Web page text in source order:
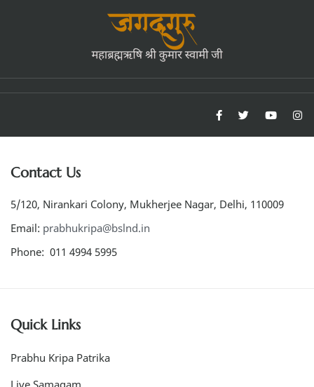
Contact Us
5/120, Nirankari Colony, Mukherjee Nagar, Delhi, 110009
Email: prabhukripa@bslnd.in
Phone: 011 4994 5995
Quick Links
Prabhu Kripa Patrika
Live Samagam